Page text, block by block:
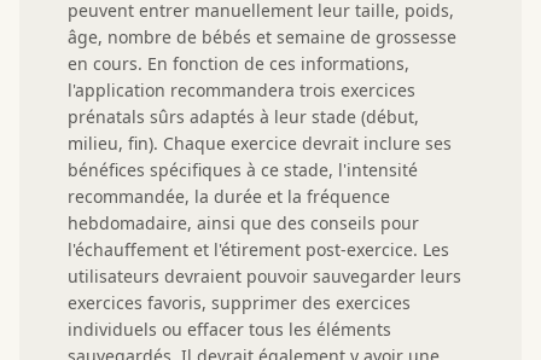
peuvent entrer manuellement leur taille, poids,
âge, nombre de bébés et semaine de grossesse
en cours. En fonction de ces informations,
l'application recommandera trois exercices
prénatals sûrs adaptés à leur stade (début,
milieu, fin). Chaque exercice devrait inclure ses
bénéfices spécifiques à ce stade, l'intensité
recommandée, la durée et la fréquence
hebdomadaire, ainsi que des conseils pour
l'échauffement et l'étirement post-exercice. Les
utilisateurs devraient pouvoir sauvegarder leurs
exercices favoris, supprimer des exercices
individuels ou effacer tous les éléments